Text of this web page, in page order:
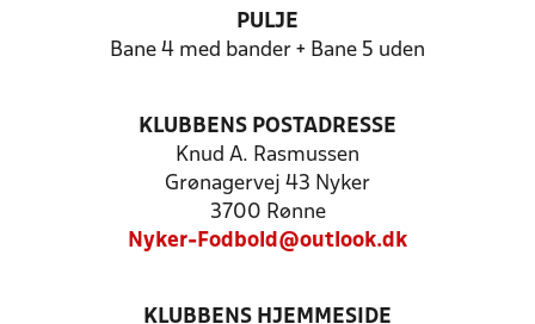
PULJE
Bane 4 med bander + Bane 5 uden
KLUBBENS POSTADRESSE
Knud A. Rasmussen
Grønagervej 43 Nyker
3700 Rønne
Nyker-Fodbold@outlook.dk
KLUBBENS HJEMMESIDE